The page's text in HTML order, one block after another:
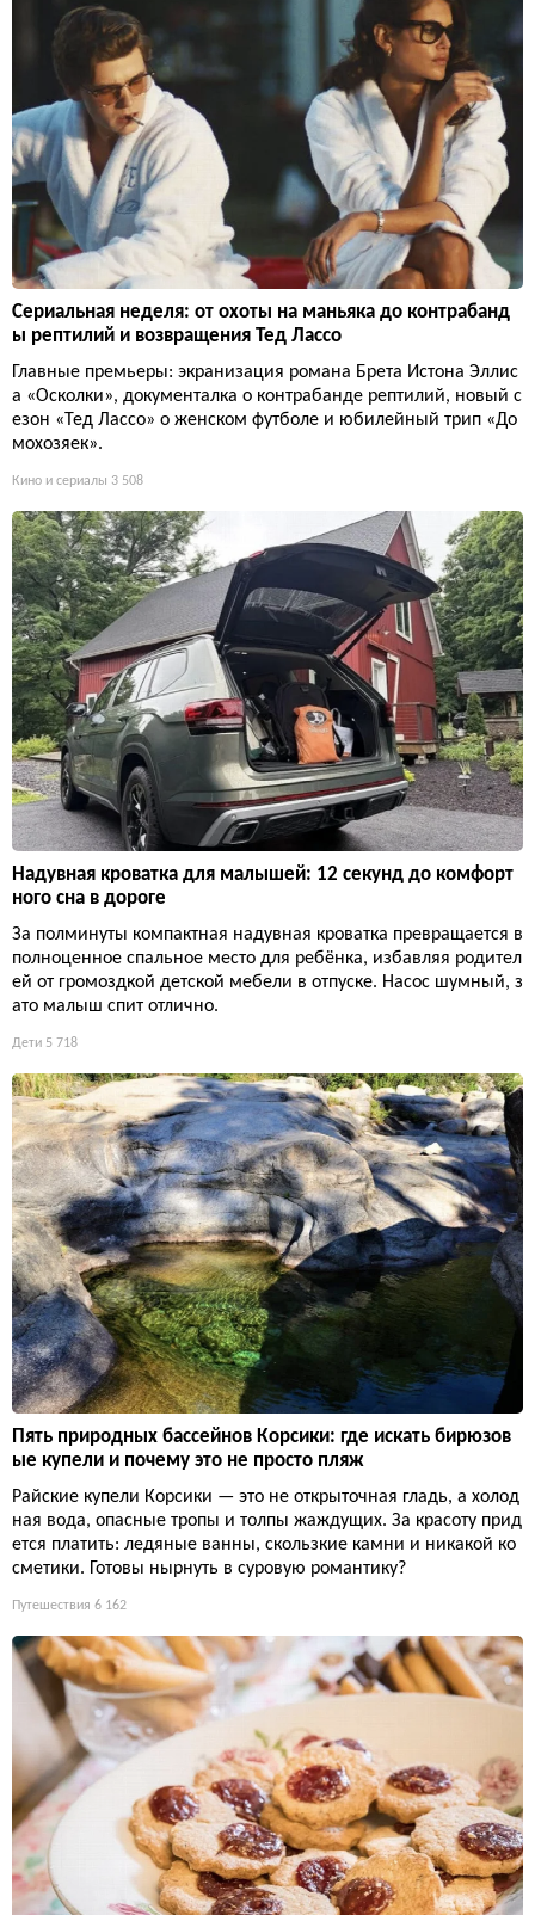
Сериальная неделя: от охоты на маньяка до контрабанд
ы рептилий и возвращения Тед Лассо
Главные премьеры: экранизация романа Брета Истона Эллис
а «Осколки», документалка о контрабанде рептилий, новый с
езон «Тед Лассо» о женском футболе и юбилейный трип «До
мохозяек».
Кино и сериалы 3 508
Надувная кроватка для малышей: 12 секунд до комфорт
ного сна в дороге
За полминуты компактная надувная кроватка превращается в
полноценное спальное место для ребёнка, избавляя родител
ей от громоздкой детской мебели в отпуске. Насос шумный, з
ато малыш спит отлично.
Дети 5 718
Пять природных бассейнов Корсики: где искать бирюзов
ые купели и почему это не просто пляж
Райские купели Корсики — это не открыточная гладь, а холод
ная вода, опасные тропы и толпы жаждущих. За красоту прид
ется платить: ледяные ванны, скользкие камни и никакой ко
сметики. Готовы нырнуть в суровую романтику?
Путешествия 6 162